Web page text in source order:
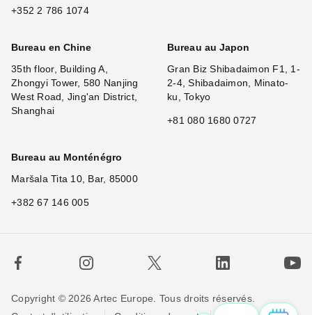
+352 2 786 1074
Bureau en Chine
35th floor, Building A,
Zhongyi Tower, 580 Nanjing
West Road, Jing'an District,
Shanghai
Bureau au Japon
Gran Biz Shibadaimon F1, 1-
2-4, Shibadaimon, Minato-
ku, Tokyo
+81 080 1680 0727
Bureau au Monténégro
Maršala Tita 10, Bar, 85000
+382 67 146 005
Copyright © 2026 Artec Europe. Tous droits réservés.